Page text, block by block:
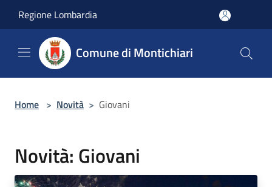
Regione Lombardia
Comune di Montichiari
Home > Novità > Giovani
Novità: Giovani